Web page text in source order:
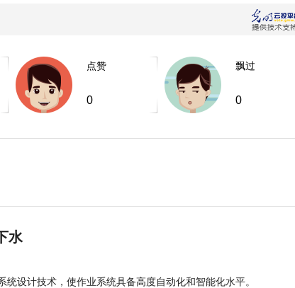
点赞
0
飘过
0
水
设计技术，使作业系统具备高度自动化和智能化水平。